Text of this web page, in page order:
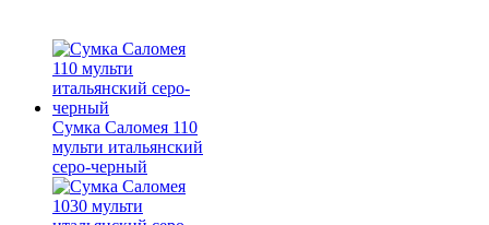
Сумка Саломея 110
мульти итальянский
серо-черный